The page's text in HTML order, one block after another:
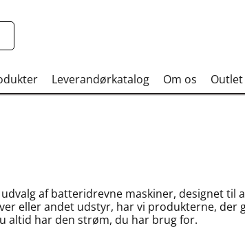
Leverandørkatalog Om os Outlet
af batteridrevne maskiner, designet til
eller andet udstyr, har vi produkterne,
altid har den strøm, du har brug for.